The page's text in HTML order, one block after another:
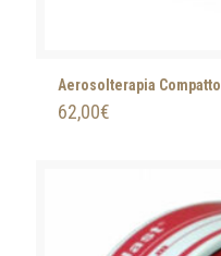
Aerosolterapia Compatto
62,00€